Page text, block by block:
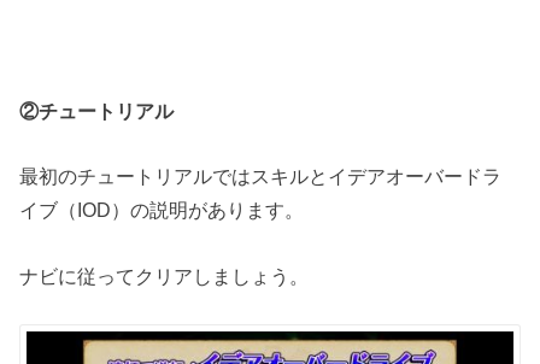
②チュートリアル
最初のチュートリアルではスキルとイデアオーバードラ
イブ（IOD）の説明があります。
ナビに従ってクリアしましょう。